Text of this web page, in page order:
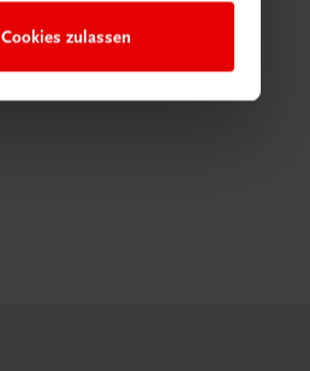
Cookies zulassen